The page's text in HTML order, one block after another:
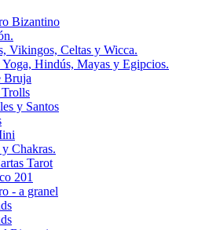
Bizantino
Vikingos, Celtas y Wicca.
Yoga, Hindús, Mayas y Egipcios.
Bruja
y Santos
Chakras.
Tarot
201
- a granel